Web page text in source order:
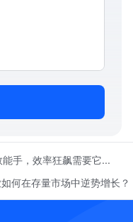
能手，效率狂飙需要它...
何在存量市场中逆势增长？